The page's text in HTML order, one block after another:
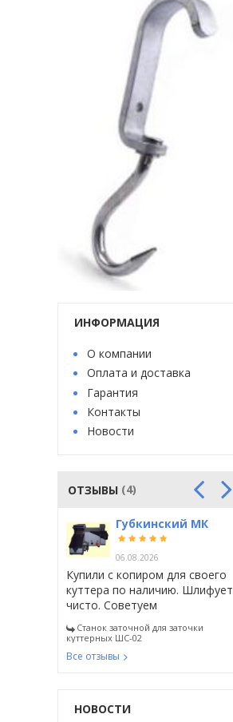
ИНФОРМАЦИЯ
О компании
Оплата и доставка
Гарантия
Контакты
Новости
ОТЗЫВЫ (4)
Губкинский МК
06.08.2026
Купили с копиром для своего
куттера по наличию. Шлифует
чисто. Советуем
Станок заточной для заточки
куттерных ШС-02
Агро Прод М
05.08.2026
ИП Сырники
России
05.08.2026
Утильпроект
04.08.2026
Все отзывы
НОВОСТИ